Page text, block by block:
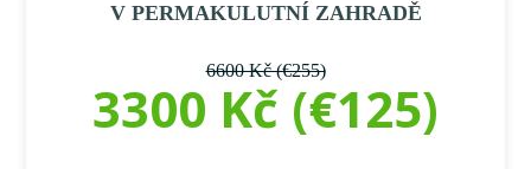
V PERMAKULUTNÍ ZAHRADĚ
6600 Kč (€255)
3300 Kč (€125)